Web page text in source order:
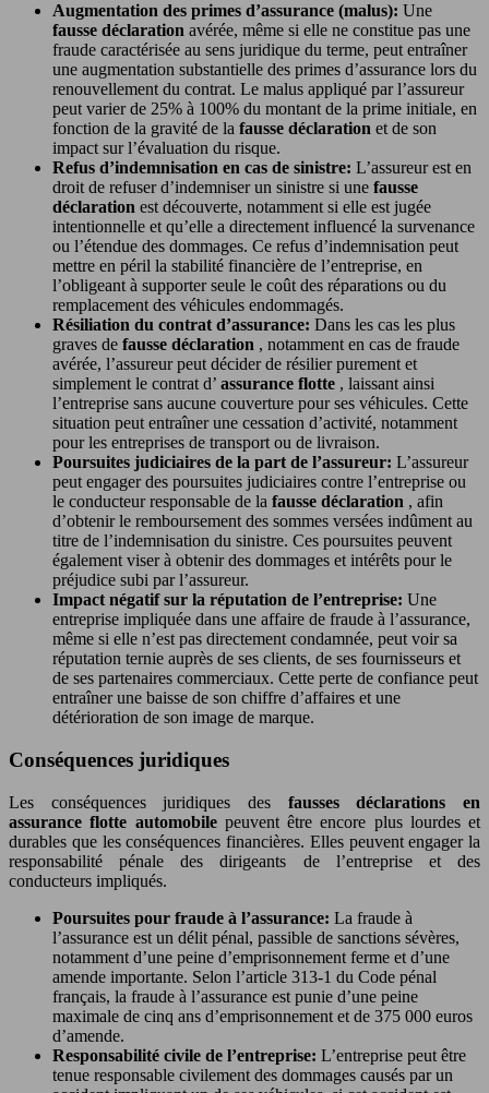
Augmentation des primes d’assurance (malus): Une
fausse déclaration avérée, même si elle ne constitue pas une
fraude caractérisée au sens juridique du terme, peut entraîner
une augmentation substantielle des primes d’assurance lors du
renouvellement du contrat. Le malus appliqué par l’assureur
peut varier de 25% à 100% du montant de la prime initiale, en
fonction de la gravité de la fausse déclaration et de son
impact sur l’évaluation du risque.
Refus d’indemnisation en cas de sinistre: L’assureur est en
droit de refuser d’indemniser un sinistre si une fausse
déclaration est découverte, notamment si elle est jugée
intentionnelle et qu’elle a directement influencé la survenance
ou l’étendue des dommages. Ce refus d’indemnisation peut
mettre en péril la stabilité financière de l’entreprise, en
l’obligeant à supporter seule le coût des réparations ou du
remplacement des véhicules endommagés.
Résiliation du contrat d’assurance: Dans les cas les plus
graves de fausse déclaration , notamment en cas de fraude
avérée, l’assureur peut décider de résilier purement et
simplement le contrat d’ assurance flotte , laissant ainsi
l’entreprise sans aucune couverture pour ses véhicules. Cette
situation peut entraîner une cessation d’activité, notamment
pour les entreprises de transport ou de livraison.
Poursuites judiciaires de la part de l’assureur: L’assureur
peut engager des poursuites judiciaires contre l’entreprise ou
le conducteur responsable de la fausse déclaration , afin
d’obtenir le remboursement des sommes versées indûment au
titre de l’indemnisation du sinistre. Ces poursuites peuvent
également viser à obtenir des dommages et intérêts pour le
préjudice subi par l’assureur.
Impact négatif sur la réputation de l’entreprise: Une
entreprise impliquée dans une affaire de fraude à l’assurance,
même si elle n’est pas directement condamnée, peut voir sa
réputation ternie auprès de ses clients, de ses fournisseurs et
de ses partenaires commerciaux. Cette perte de confiance peut
entraîner une baisse de son chiffre d’affaires et une
détérioration de son image de marque.
Conséquences juridiques
Les conséquences juridiques des fausses déclarations en
assurance flotte automobile peuvent être encore plus lourdes et
durables que les conséquences financières. Elles peuvent engager la
responsabilité pénale des dirigeants de l’entreprise et des
conducteurs impliqués.
Poursuites pour fraude à l’assurance: La fraude à
l’assurance est un délit pénal, passible de sanctions sévères,
notamment d’une peine d’emprisonnement ferme et d’une
amende importante. Selon l’article 313-1 du Code pénal
français, la fraude à l’assurance est punie d’une peine
maximale de cinq ans d’emprisonnement et de 375 000 euros
d’amende.
Responsabilité civile de l’entreprise: L’entreprise peut être
tenue responsable civilement des dommages causés par un